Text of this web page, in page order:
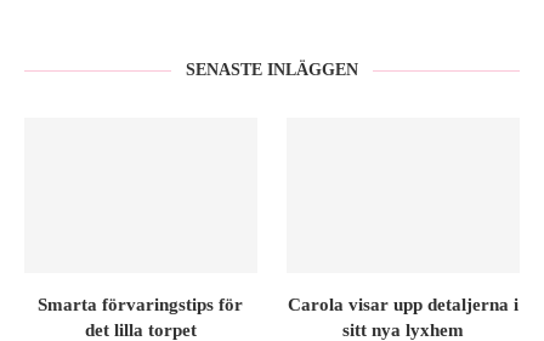
SENASTE INLÄGGEN
Smarta förvaringstips för
det lilla torpet
Carola visar upp detaljerna i
sitt nya lyxhem